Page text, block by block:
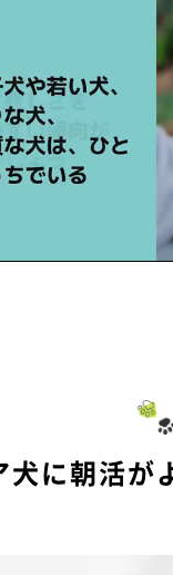
犬に朝活が